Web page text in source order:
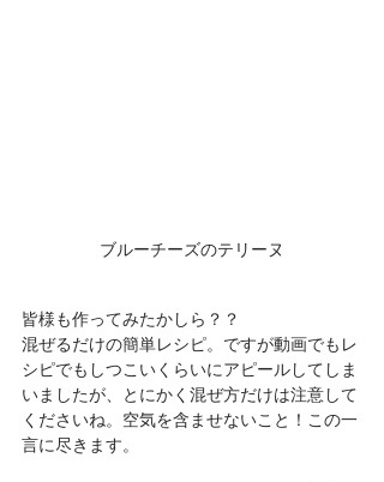
ブルーチーズのテリーヌ
皆様も作ってみたかしら？？
混ぜるだけの簡単レシピ。ですが動画でもレ
シピでもしつこいくらいにアピールしてしま
いましたが、とにかく混ぜ方だけは注意して
くださいね。空気を含ませないこと！この一
言に尽きます。